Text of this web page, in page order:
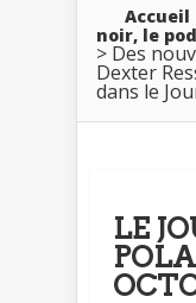
Accueil
noir, le
> Des
Dexter
dans le
LE